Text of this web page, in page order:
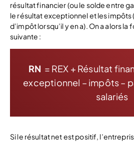
résultat financier (ou le solde entre
le résultat exceptionnel et les impôts
d’impôt lorsqu’il y en a). On a alors
suivante :
RN = REX + Résultat
exceptionnel – impôts –
salariés
Si le résultat net est positif,